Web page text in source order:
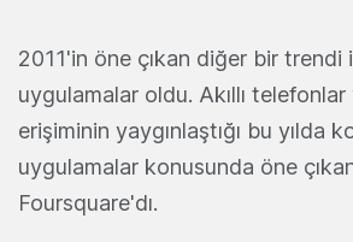
2011'in öne çıkan diğer bir trendi
uygulamalar oldu. Akıllı
erişiminin yaygınlaştığı bu yılda
uygulamalar konusunda öne
Foursquare'dı.